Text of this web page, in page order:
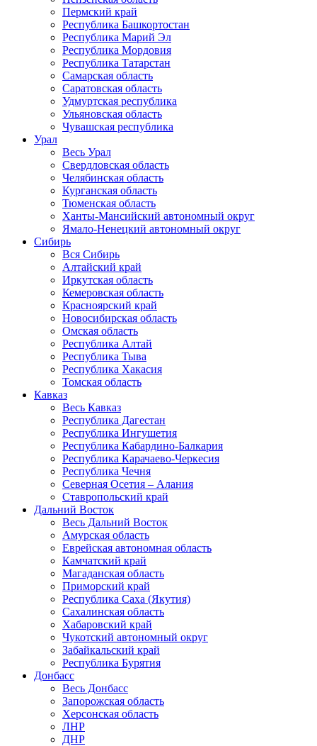
Пермский край
Республика Башкортостан
Республика Марий Эл
Республика Мордовия
Республика Татарстан
Самарская область
Саратовская область
Удмуртская республика
Ульяновская область
Чувашская республика
Урал
Весь Урал
Свердловская область
Челябинская область
Курганская область
Тюменская область
Ханты-Мансийский автономный округ
Ямало-Ненецкий автономный округ
Сибирь
Вся Сибирь
Алтайский край
Иркутская область
Кемеровская область
Красноярский край
Новосибирская область
Омская область
Республика Алтай
Республика Тыва
Республика Хакасия
Томская область
Кавказ
Весь Кавказ
Республика Дагестан
Республика Ингушетия
Республика Кабардино-Балкария
Республика Карачаево-Черкесия
Республика Чечня
Северная Осетия – Алания
Ставропольский край
Дальний Восток
Весь Дальний Восток
Амурская область
Еврейская автономная область
Камчатский край
Магаданская область
Приморский край
Республика Саха (Якутия)
Сахалинская область
Хабаровский край
Чукотский автономный округ
Забайкальский край
Республика Бурятия
Донбасс
Весь Донбасс
Запорожская область
Херсонская область
ЛНР
ДНР